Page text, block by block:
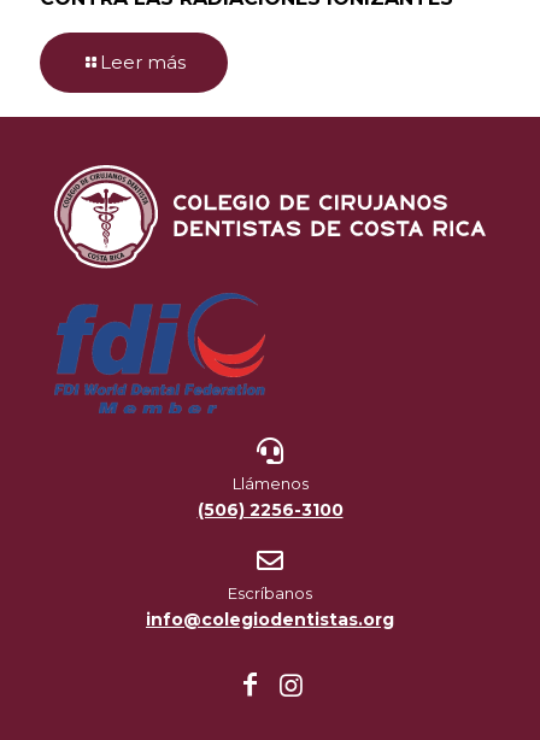
Leer más
Llámenos
(506) 2256-3100
Escríbanos
info@colegiodentistas.org